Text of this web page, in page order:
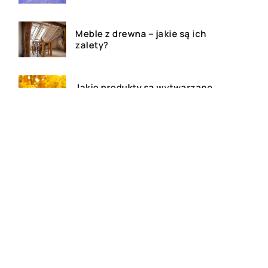
Meble z drewna – jakie są ich
zalety?
Jakie produkty są wytwarzane